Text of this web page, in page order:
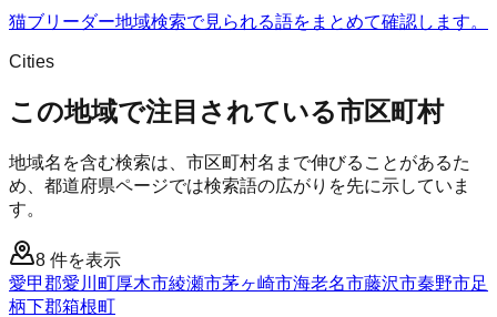
猫ブリーダー地域検索で見られる語をまとめて確認します。
Cities
この地域で注目されている市区町村
地域名を含む検索は、市区町村名まで伸びることがあるた
め、都道府県ページでは検索語の広がりを先に示していま
す。
8 件を表示
愛甲郡愛川町厚木市綾瀬市茅ヶ崎市海老名市藤沢市秦野市足
柄下郡箱根町